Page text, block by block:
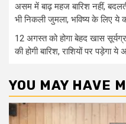
असम में बाढ़ महज बारिश नहीं,
भी निकली जुमला, भविष्य के लिए ये
12 अगस्त को होगा बेहद खास
की होगी बारिश, राशियों पर पड़ेगा ये
YOU MAY HAVE